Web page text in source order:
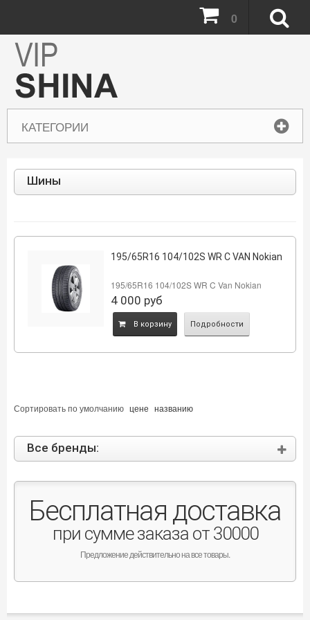
КАТЕГОРИИ
0
Шины
195/65R16 104/102S WR C VAN Nokian
195/65R16 104/102S WR C Van Nokian
4 000 руб
B корзину Подробности
Сортировать поумолчанию цене названию
Все бренды:
Бесплатная доставка
при сумме заказа от 30000
Предложение действительно на все товары.